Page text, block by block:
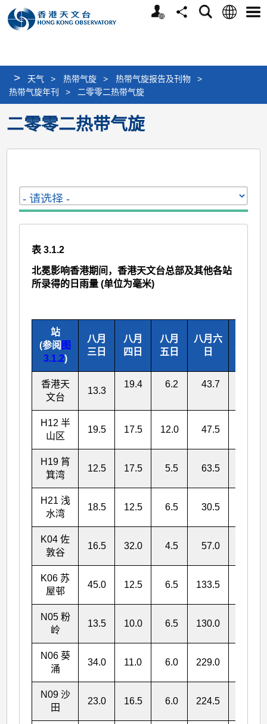
个
分
搜
语
选
> 天气 > 热带气旋 > 热带气旋报告及刊物
>
热带气旋年刊
> 二零零二热带气旋
二零零二热带气旋
表 3.1.2
北冕影响香港期间，香港天文台总部及其他各站
所录得的日雨量 (单位为毫米)
站
(参阅 图
3.1.2)
八月
三日
八月
四日
八月
五日
八月六
日
香港天
文台
13.3
19.4 6.2 43.7
H12 半
山区
19.5 17.5 12.0 47.5
H19 筲
箕湾
12.5 17.5 5.5 63.5
H21 浅
水湾
18.5 12.5 6.5 30.5
K04 佐
敦谷
16.5 32.0 4.5 57.0
K06 苏
屋邨
45.0 12.5 6.5 133.5
N05 粉
岭
13.5 10.0 6.5 130.0
N06 葵
涌
34.0 11.0 6.0 229.0
N09 沙
田
23.0 16.5 6.0 224.5